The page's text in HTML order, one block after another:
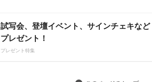
試写会、登壇イベント、サインチェキなど
プレゼント！
プレゼント特集